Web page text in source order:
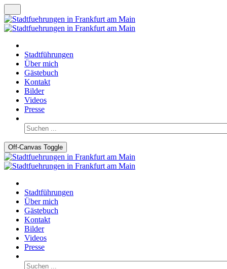
Stadtführungen
Über mich
Gästebuch
Kontakt
Bilder
Videos
Presse
Off-Canvas Toggle
Stadtführungen
Über mich
Gästebuch
Kontakt
Bilder
Videos
Presse